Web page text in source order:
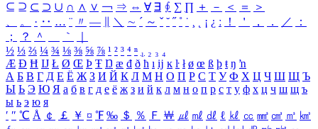
⊆ ⊇ ⊂ ⊃ ∪ ∩ ∧ ∨ ￢ ⇒ ⇔ ∀ ∃ ∮ ∑ ∏ ＋ － ＜ ＝
＞
、
。 · ‥ … ¨ 〃 ― ＼ ∼ ´ ～ ˇ ˘ ˝ ˚ ˙ ¸ ¡ ¿ ː ！ ＇ ， ． ／
：
；
？ ＾ ｀
½ ⅓ ⅔ ¼ ¾ ⅛ ⅜ ⅝ ⅞ ¹ ² ³ ⁴ ⁿ ₁ ₂ ₃ ₄
Æ Ð Ħ Ĳ Ł Ø Œ Þ Ŧ Ŋ æ đ ð ħ ı ĳ ĸ ŀ ł ø œ ß þ ŧ ŋ ŉ
А Б В Г Д Е Ё Ж З И Й К Л М Н О П Р С Т У Ф Х Ц Ч Ш Щ Ъ
Ы Ь Э Ю Я а б в г д е ё ж з и й к л м н о п р с т у ф х ц ч ш щ ъ
ы ь э ю я
′ ″ ℃ Å ￠ ￡ ￥ ¤ ℉ ‰ ＄ ％ Ｆ ￦ ㎕ ㎖ ㎗ ℓ ㎘ ㏄ ㎣ ㎤ ㎥ ㎦